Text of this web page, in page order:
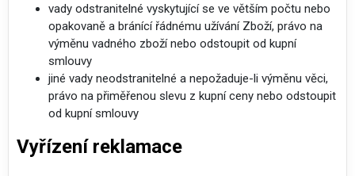
vady odstranitelné vyskytující se ve větším počtu nebo
opakovaně a bránící řádnému užívání Zboží, právo na
výměnu vadného zboží nebo odstoupit od kupní
smlouvy
jiné vady neodstranitelné a nepožaduje-li výměnu věci,
právo na přiměřenou slevu z kupní ceny nebo odstoupit
od kupní smlouvy
Vyřízení reklamace